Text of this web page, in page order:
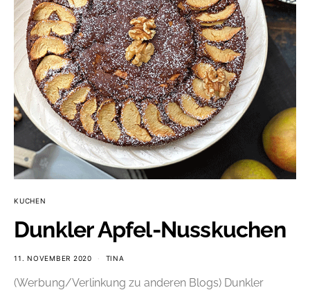
KUCHEN
Dunkler Apfel-Nusskuchen
11. NOVEMBER 2020 TINA
(Werbung/Verlinkung zu anderen Blogs) Dunkler